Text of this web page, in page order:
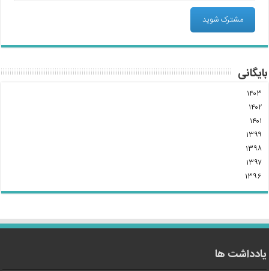
بایگانی
۱۴۰۳
۱۴۰۲
۱۴۰۱
۱۳۹۹
۱۳۹۸
۱۳۹۷
۱۳۹۶
یادداشت ها